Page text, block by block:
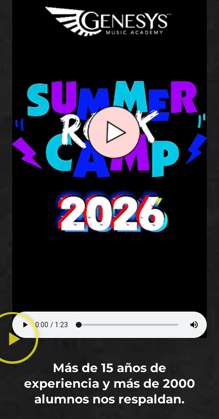
Más de 15 años de
experiencia y más de 2000
alumnos nos respaldan.